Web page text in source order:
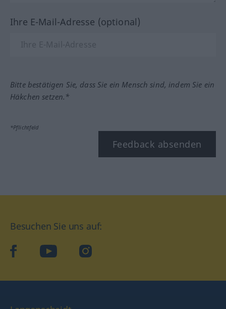
Ihre E-Mail-Adresse (optional)
Bitte bestätigen Sie, dass Sie ein Mensch sind, indem Sie ein
Häkchen setzen.*
*Pflichtfeld
Feedback absenden
Besuchen Sie uns auf:
facebookYouTube Instagram